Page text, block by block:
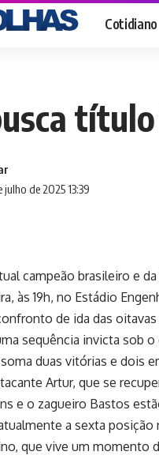
Cotidiano
de 2025 13:39
campeão brasileiro e
às 19h, no Estádio
de ida das
sequência invicta sob
duas vitórias e dois
Artur, que se
e o zagueiro Bastos
a sexta
que vive um momento